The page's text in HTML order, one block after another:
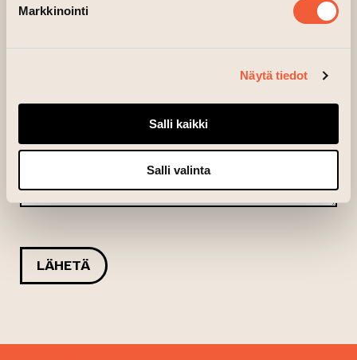
Markkinointi
Näytä tiedot
Salli kaikki
Salli valinta
Viesti*
LÄHETÄ